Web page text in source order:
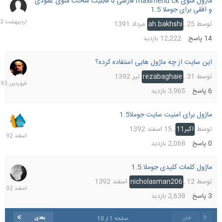
و افقی برای جوملا 1.5
توسط ah.bakhshi ,25 مرداد 1391
14 پاسخ 12,222 بازدید
5
این سایت از چه ماژول هایی استفاده کرده؟
توسط rezabaghaie ,31 تیر 1392
پاسخ 3,965 بازدید
30
ماژول برای امنیت سایت جوملا1.5
توسطاکبر11 ,15 اسفند 1392
پاسخ 2,068بازدید
15
ماژول کلمات کلیدی جوملا 1.5
توسط nicholasman206 ,12 اسفند 1392
پاسخ 2,638بازدید
13
قبلی بعدی صفحه 1 از 10